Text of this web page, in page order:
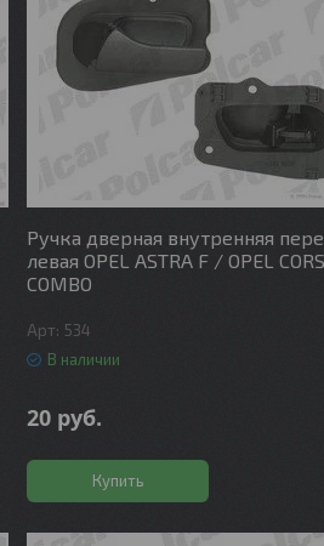
Ручка дверная внутренняя
левая OPEL ASTRA F / OPEL
COMBO
534
В наличии
20 руб.
Купить